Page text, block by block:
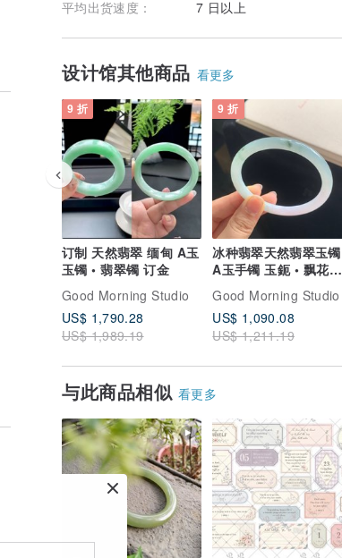
平均出货速度：
7 日以上
设计馆其他商品 看更多
9 折
订制 天然翡翠 缅甸 A玉
玉镯 • 翡翠镯 订金
Good Morning Studio
US$ 1,790.28
US$ 1,989.19
9 折
冰种翡翠天然翡翠玉镯
A玉手镯 玉鈪 • 飘花翡
翠圆镯
Good Morning Studio
US$ 1,090.08
US$ 1,211.19
与此商品相似 看更多